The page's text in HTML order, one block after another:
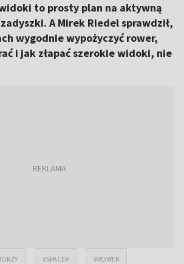
to prosty plan na aktywną
A Mirek Riedel sprawdził,
wygodnie wypożyczyć rower,
i jak złapać szerokie widoki, nie
#SPACER #ROWER